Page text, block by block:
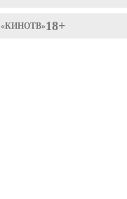
«КИНОТВ»18+